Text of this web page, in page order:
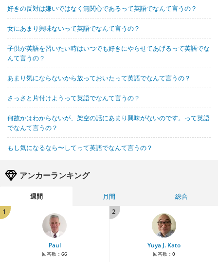
好きの反対は嫌いではなく無関心であるって英語でなんて言うの？
女にあまり興味ないって英語でなんて言うの？
子供が英語を習いたい時はいつでも好きにやらせてあげるって英語でな
んて言うの？
あまり気にならないから放っておいたって英語でなんて言うの？
さっさと片付けようって英語でなんて言うの？
何故かはわからないが、架空の話にあまり興味がないのです。って英語
でなんて言うの？
もし気になるなら〜してって英語でなんて言うの？
アンカーランキング
週間 月間
総合
1
Paul
回答数： 66
2
Yuya J. Kato
回答数： 0